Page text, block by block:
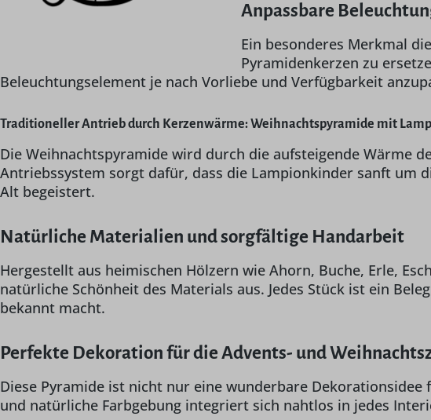
Anpassbare
Ein besonderes Merkmal
Pyramidenkerzen zu
Beleuchtungselement je nach Vorliebe und Verfügbarkeit
Traditioneller Antrieb durch Kerzenwärme: Weihnachtspyramide mit
Die Weihnachtspyramide wird durch die aufsteigende Wärme
Antriebssystem sorgt dafür, dass die Lampionkinder sanft um
Alt begeistert.
Natürliche Materialien und sorgfältige Handarbeit
Hergestellt aus heimischen Hölzern wie Ahorn, Buche, Erle,
natürliche Schönheit des Materials aus. Jedes Stück ist ein
bekannt macht.
Perfekte Dekoration für die Advents- und
Diese Pyramide ist nicht nur eine wunderbare
und natürliche Farbgebung integriert sich nahtlos in jedes